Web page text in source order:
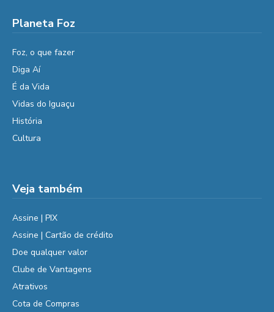
Planeta Foz
Foz, o que fazer
Diga Aí
É da Vida
Vidas do Iguaçu
História
Cultura
Veja também
Assine | PIX
Assine | Cartão de crédito
Doe qualquer valor
Clube de Vantagens
Atrativos
Cota de Compras